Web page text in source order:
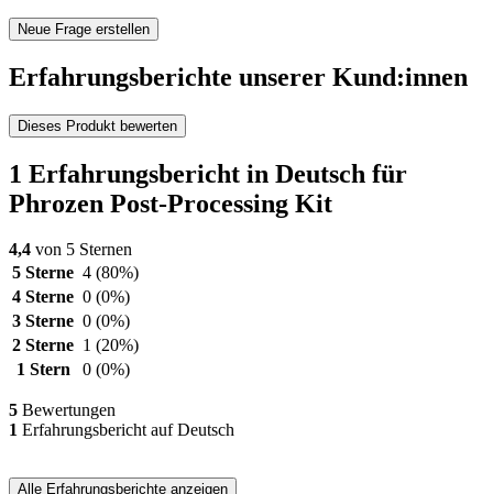
Neue Frage erstellen
Erfahrungsberichte unserer Kund:innen
Dieses Produkt bewerten
1 Erfahrungsbericht in Deutsch für
Phrozen Post-Processing Kit
4,4 von 5 Sternen
5 Sterne 4 (80%)
4 Sterne 0 (0%)
3 Sterne 0 (0%)
2 Sterne 1 (20%)
1 Stern
0 (0%)
5 Bewertungen
1 Erfahrungsbericht auf Deutsch
Alle Erfahrungsberichte anzeigen